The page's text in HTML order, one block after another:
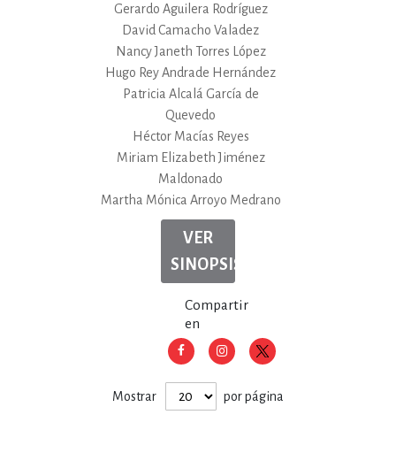
Gerardo Aguilera Rodríguez
David Camacho Valadez
Nancy Janeth Torres López
Hugo Rey Andrade Hernández
Patricia Alcalá García de
Quevedo
Héctor Macías Reyes
Miriam Elizabeth Jiménez
Maldonado
Martha Mónica Arroyo Medrano
VER
SINOPSIS
Compartir
en
Mostrar por página